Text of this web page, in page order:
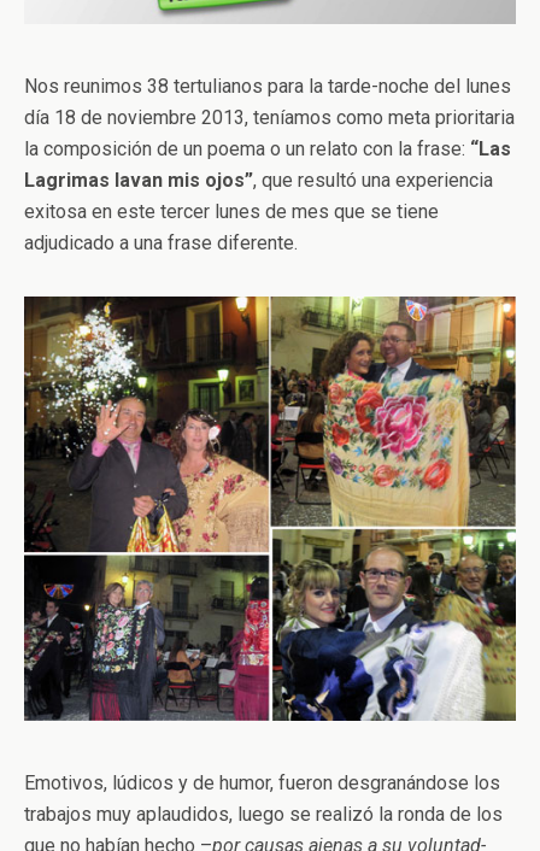
Nos reunimos 38 tertulianos para la tarde-noche del lunes
día 18 de noviembre 2013, teníamos como meta prioritaria
la composición de un poema o un relato con la frase: “Las
Lagrimas lavan mis ojos”, que resultó una experiencia
exitosa en este tercer lunes de mes que se tiene
adjudicado a una frase diferente.
Emotivos, lúdicos y de humor, fueron desgranándose los
trabajos muy aplaudidos, luego se realizó la ronda de los
que no habían hecho –por causas ajenas a su voluntad-